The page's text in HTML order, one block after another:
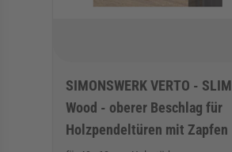
SIMONSWERK VERTO - SLIM
Wood - oberer Beschlag für
Holzpendeltüren mit Zapfen